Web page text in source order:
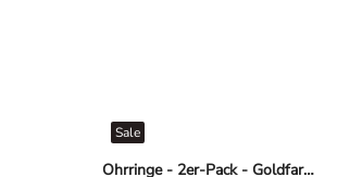
Ohrringe - 2er-Pack - Goldfarben
Sale